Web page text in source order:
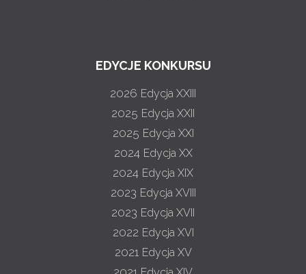
EDYCJE KONKURSU
2026 Edycja XXIII
2025 Edycja XXII
2025 Edycja XXI
2024 Edycja XX
2024 Edycja XIX
2023 Edycja XVIII
2023 Edycja XVII
2022 Edycja XVI
2021 Edycja XV